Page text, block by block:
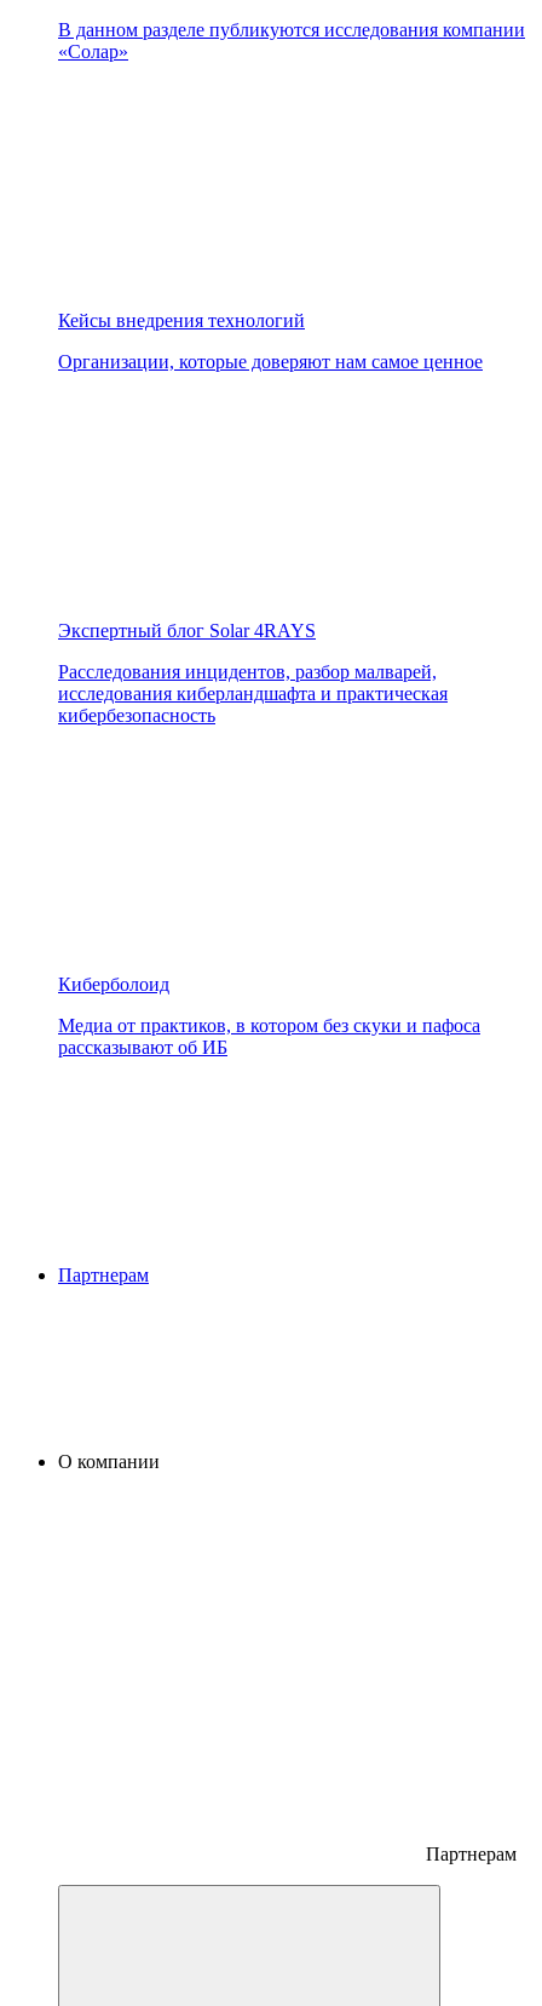
В данном разделе публикуются исследования компании
«Солар»
Кейсы внедрения технологий
Организации, которые доверяют нам самое ценное
Экспертный блог Solar 4RAYS
Расследования инцидентов, разбор малварей,
исследования киберландшафта и практическая
кибербезопасность
Киберболоид
Медиа от практиков, в котором без скуки и пафоса
рассказывают об ИБ
Партнерам
О компании
Партнерам